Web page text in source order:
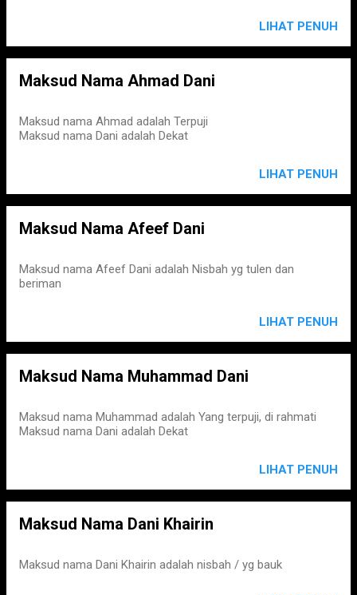
LIHAT PENUH
Maksud Nama Ahmad Dani
Maksud nama Ahmad adalah Terpuji
Maksud nama Dani adalah Dekat
LIHAT PENUH
Maksud Nama Afeef Dani
Maksud nama Afeef Dani adalah Nisbah yg tulen dan
beriman
LIHAT PENUH
Maksud Nama Muhammad Dani
Maksud nama Muhammad adalah Yang terpuji, di rahmati
Maksud nama Dani adalah Dekat
LIHAT PENUH
Maksud Nama Dani Khairin
Maksud nama Dani Khairin adalah nisbah / yg bauk